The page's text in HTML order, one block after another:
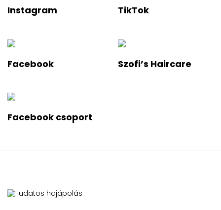
Instagram TikTok
Facebook Szofi’s Haircare
Facebook csoport